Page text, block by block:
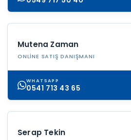
Mutena Zaman
ONLINE SATIŞ DANIŞMANI
WHATSAPP
0541 713 43 65
Serap Tekin